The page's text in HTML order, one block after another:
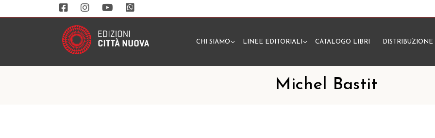
CHI SIAMO LINEE EDITORIALI CATALOGO LIBRI DISTRIBUZIONE
Michel Bastit